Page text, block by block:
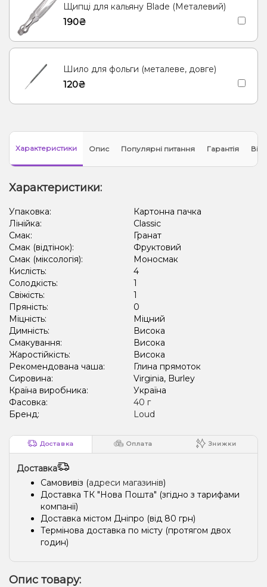
Щипці для кальяну Blade (Металевий)
190₴
Шило для фольги (металеве, довге)
120₴
Характеристики Опис Популярні питання Гарантія
Характеристики:
Упаковка:
Картонна пачка
Лінійка:
Classic
Смак:
Гранат
Смак (відтінок):
Фруктовий
Смак (міксологія):
Моносмак
Кислість:
4
Солодкість:
1
Свіжість:
1
Пряність:
0
Міцність:
Міцний
Димність:
Висока
Смакування:
Висока
Жаростійкість:
Висока
Рекомендована чаша:
Глина прямоток
Сировина:
Virginia, Burley
Країна виробника:
Україна
Фасовка:
40 г
Бренд:
Loud
Доставка Оплата Знижки
Доставка
Самовивіз (адреси магазинів)
Доставка ТК "Нова Пошта" (згідно з тарифами
компанії)
Доставка містом Дніпро (від 80 грн)
Термінова доставка по місту (протягом двох
годин)
Опис товару: